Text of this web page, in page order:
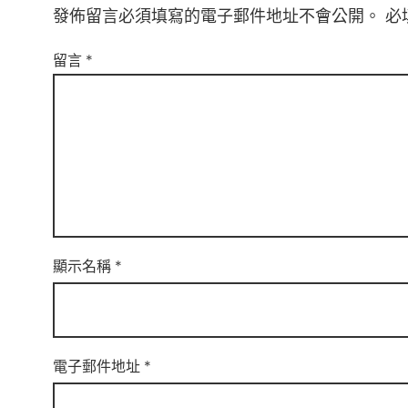
發佈留言必須填寫的電子郵件地址不會公開。 必
留言 *
顯示名稱 *
電子郵件地址 *